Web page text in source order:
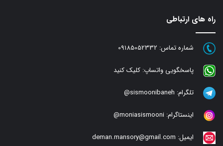
راه های ارتباطی
شماره تماس: 09185052332
پاسخگویی واتساپ: کلیک کنید
تلگرام: sismoonibaneh@
اینستاگرام: moniasismooni@
ایمیل: deman.mansory@gmail.com